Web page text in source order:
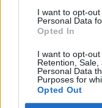
I want to opt-
Personal Data
Opted In
I want to opt-out
Retention,
Personal Data
Purposes for
Opted Out
tampa vis
Prieglauda
mažo gyvūno
atsakingai juo